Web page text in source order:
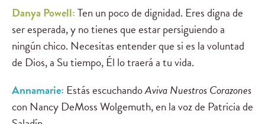
Danya Powell:Ten un poco de dignidad. Eres digna de
ser esperada, y no tienes que estar persiguiendo a
ningún chico. Necesitas entender que si es la voluntad
de Dios, a Su tiempo, Él lo traerá a tu vida.
Annamarie: Estás escuchandoAviva Nuestros Corazones
con Nancy DeMoss Wolgemuth, en la voz de Patricia de